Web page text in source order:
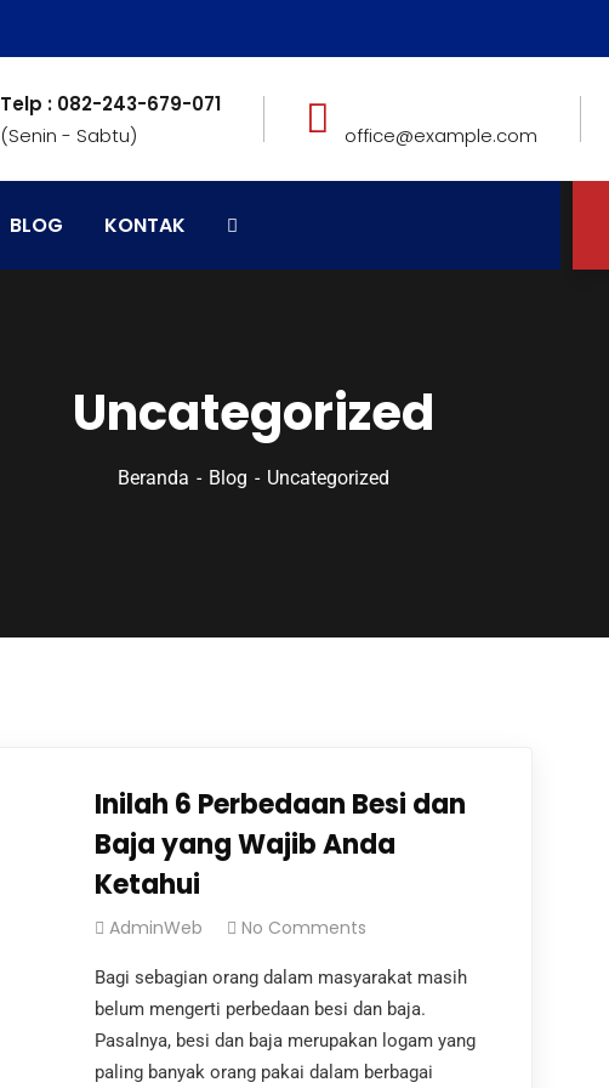
Telp : 082-243-679-071
(Senin - Sabtu)
office@example.com
BLOG KONTAK
Uncategorized
Beranda Blog Uncategorized
Inilah 6 Perbedaan Besi dan
Baja yang Wajib Anda
Ketahui
AdminWeb No Comments
Bagi sebagian orang dalam masyarakat masih
belum mengerti perbedaan besi dan baja.
Pasalnya, besi dan baja merupakan logam yang
paling banyak orang pakai dalam berbagai